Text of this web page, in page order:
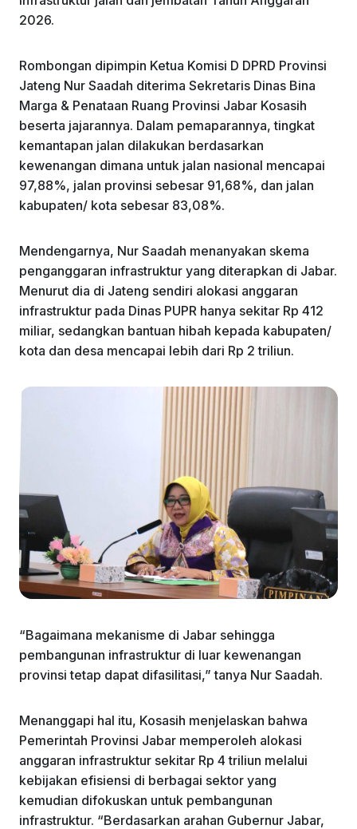
2026.
Rombongan dipimpin Ketua Komisi D DPRD Provinsi
Jateng Nur Saadah diterima Sekretaris Dinas Bina
Marga & Penataan Ruang Provinsi Jabar Kosasih
beserta jajarannya. Dalam pemaparannya, tingkat
kemantapan jalan dilakukan berdasarkan
kewenangan dimana untuk jalan nasional mencapai
97,88%, jalan provinsi sebesar 91,68%, dan jalan
kabupaten/ kota sebesar 83,08%.
Mendengarnya, Nur Saadah menanyakan skema
penganggaran infrastruktur yang diterapkan di Jabar.
Menurut dia di Jateng sendiri alokasi anggaran
infrastruktur pada Dinas PUPR hanya sekitar Rp 412
miliar, sedangkan bantuan hibah kepada kabupaten/
kota dan desa mencapai lebih dari Rp 2 triliun.
“Bagaimana mekanisme di Jabar sehingga
pembangunan infrastruktur di luar kewenangan
provinsi tetap dapat difasilitasi,” tanya Nur Saadah.
Menanggapi hal itu, Kosasih menjelaskan bahwa
Pemerintah Provinsi Jabar memperoleh alokasi
anggaran infrastruktur sekitar Rp 4 triliun melalui
kebijakan efisiensi di berbagai sektor yang
kemudian difokuskan untuk pembangunan
infrastruktur. “Berdasarkan arahan Gubernur Jabar,